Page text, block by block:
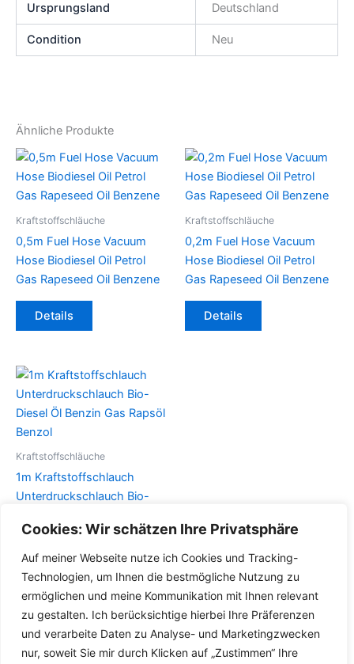
Cookies: Wir schätzen Ihre Privatsphäre
Auf meiner Webseite nutze ich Cookies und Tracking-
Technologien, um Ihnen die bestmögliche Nutzung zu
ermöglichen und meine Kommunikation mit Ihnen relevant
zu gestalten. Ich berücksichtige hierbei Ihre Präferenzen
und verarbeite Daten zu Analyse- und Marketingzwecken
nur, soweit Sie mir durch Klicken auf „Zustimmen“ Ihre
Ursprungsland Deutschland
Condition Neu
Ähnliche Produkte
Kraftstoffschläuche
0,5m Fuel Hose Vacuum
Hose Biodiesel Oil Petrol
Gas Rapeseed Oil Benzene
Details
Dieses
Varianten
auf.
Die
können
auf
der
gewählt
werden
Kraftstoffschläuche
0,2m Fuel Hose Vacuum
Hose Biodiesel Oil Petrol
Gas Rapeseed Oil Benzene
Details
Dieses
gewählt
werden
Kraftstoffschläuche
1m Kraftstoffschlauch
Unterdruckschlauch Bio-
Benzol
Details
Dieses
Produkt
weist
mehrere
Varianten
auf.